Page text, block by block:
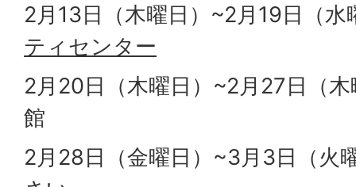
2月13日（木曜日）~2月19日（水
ティセンター
2月20日（木曜日）~2月27日（
館
2月28日（金曜日）~3月3日（火